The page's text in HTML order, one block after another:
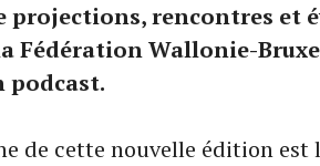
projections, rencontres et
Fédération Wallonie-
podcast.
de cette nouvelle édition est